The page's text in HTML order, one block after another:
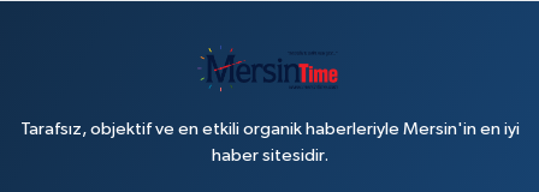
Tarafsız, objektif ve en etkili organik haberleriyle Mersin'in en iyi
haber sitesidir.